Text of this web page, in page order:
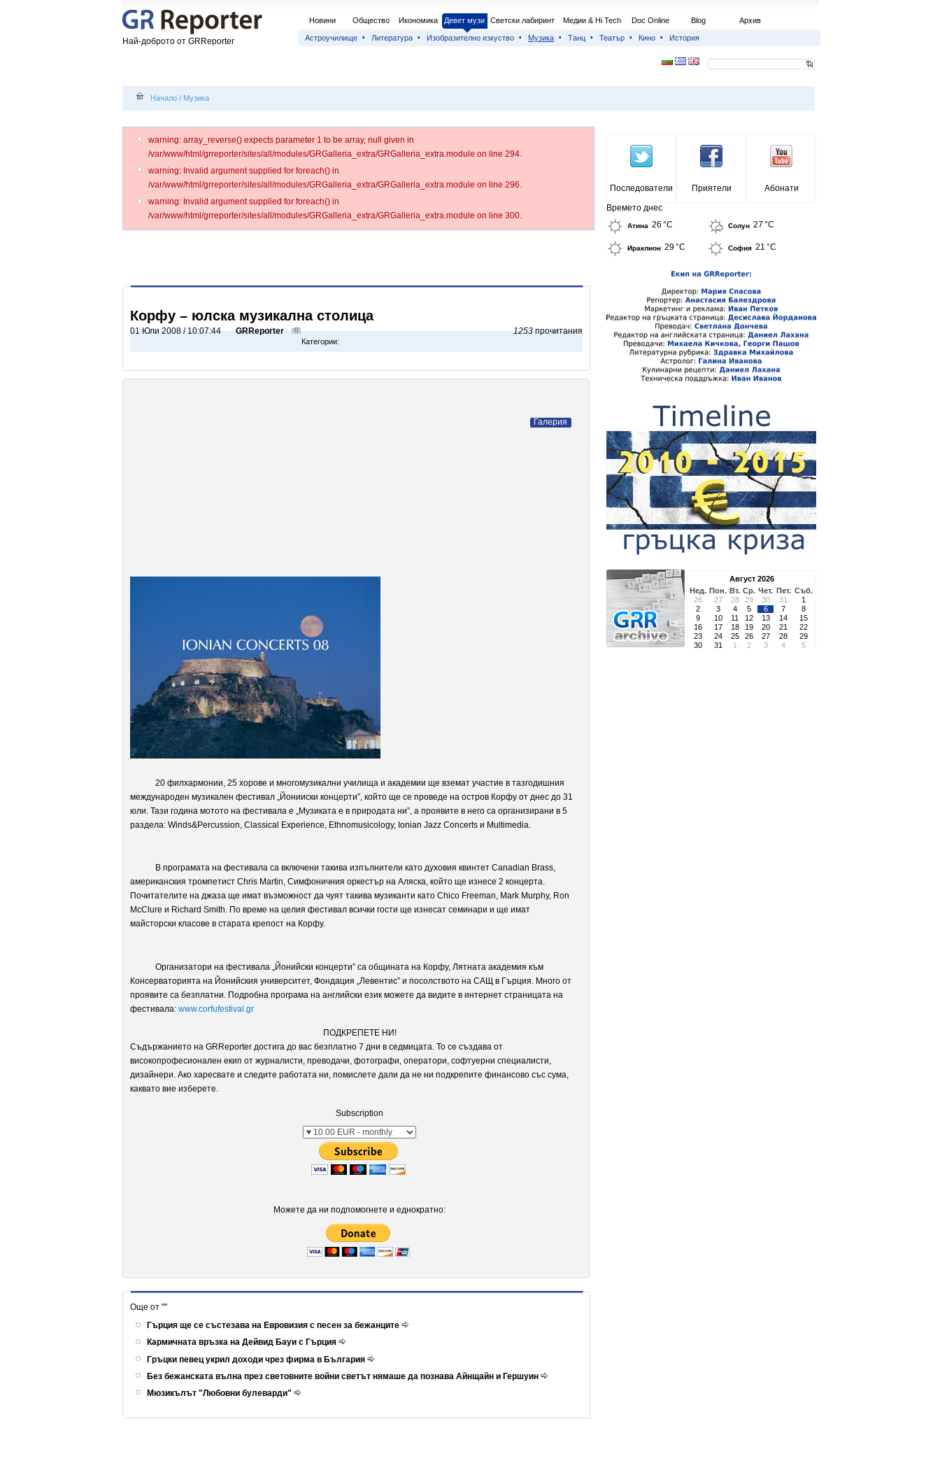
Най-доброто от GRReporter
Новини Общество Икономика Девет музи Светски лабиринт Медии & Hi Tech Doc Online Blog Архив
Астроучилище Литература Изобразително изкуство Музика Танц Театър Кино История
Начало / Музика
warning: array_reverse() expects parameter 1 to be array, null given in
/var/www/html/grreporter/sites/all/modules/GRGalleria_extra/GRGalleria_extra.module on line 294.
warning: Invalid argument supplied for foreach() in
/var/www/html/grreporter/sites/all/modules/GRGalleria_extra/GRGalleria_extra.module on line 296.
warning: Invalid argument supplied for foreach() in
/var/www/html/grreporter/sites/all/modules/GRGalleria_extra/GRGalleria_extra.module on line 300.
Корфу – юлска музикална столица
01 Юли 2008 / 10:07:44 GRReporter 0 1253 прочитания
Галерия
20 филхармонии, 25 хорове и многомузикални училища и академии ще вземат участие в тазгодишния
международен музикален фестивал „Йонииски концерти”, който ще се проведе на остров Корфу от днес до 31
юли. Тази година мотото на фестивала е „Музиката е в природата ни”, а проявите в него са организирани в 5
раздела: Winds&Percussion, Classical Experience, Ethnomusicology, Ionian Jazz Concerts и Multimedia.
В програмата на фестивала са включени такива изпълнители като духовия квинтет Canadian Brass,
американския тромпетист Chris Martin, Симфоничния оркестър на Аляска, който ще изнесе 2 концерта.
Почитателите на джаза ще имат възможност да чуят такива музиканти като Chico Freeman, Mark Murphy, Ron
McClure и Richard Smith. По време на целия фестивал всички гости ще изнесат семинари и ще имат
майсторски класове в старата крепост на Корфу.
Организатори на фестивала „Йонийски концерти” са общината на Корфу, Лятната академия към
Консерваторията на Йонийския университет, Фондация „Левентис” и посолството на САЩ в Гърция. Много от
проявите са безплатни. Подробна програма на английски език можете да видите в интернет страницата на
фестивала: www.corfufestival.gr
Категории:
ПОДКРЕПЕТЕ НИ!
Съдържанието на GRReporter достига до вас безплатно 7 дни в седмицата. То се създава от
високопрофесионален екип от журналисти, преводачи, фотографи, оператори, софтуерни специалисти,
дизайнери. Ако харесвате и следите работата ни, помислете дали да не ни подкрепите финансово със сума,
каквато вие изберете.
Subscription
Можете да ни подпомогнете и еднократно:
Още от ""
Гърция ще се състезава на Евровизия с песен за бежанците
Кармичната връзка на Дейвид Бауи с Гърция
Гръцки певец укрил доходи чрез фирма в България
Без бежанската вълна през световните войни светът нямаше да познава Айнщайн и Гершуин
Мюзикълът "Любовни булеварди"
Последователи Приятели
Абонати
Времето днес
Атина 26 °C Солун 27 °C
Ираклион 29 °C София 21 °C
Август 2026
Нед. Пон. Вт. Ср. Чет. Пет. Съб.
26
27 28 29 30 31
1
2
3 4 5 6 7
8
9
10 11 12 13 14
15
16
17 18 19 20 21
22
23
24 25 26 27 28
29
30
31 1 2 3 4 5